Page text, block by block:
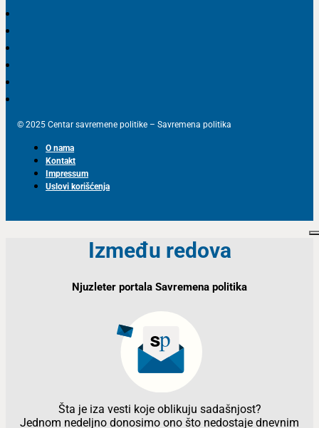
© 2025 Centar savremene politike – Savremena politika
O nama
Kontakt
Impressum
Uslovi korišćenja
Između redova
Njuzleter portala Savremena politika
Šta je iza vesti koje oblikuju sadašnjost?
Jednom nedeljno donosimo ono što nedostaje dnevnim